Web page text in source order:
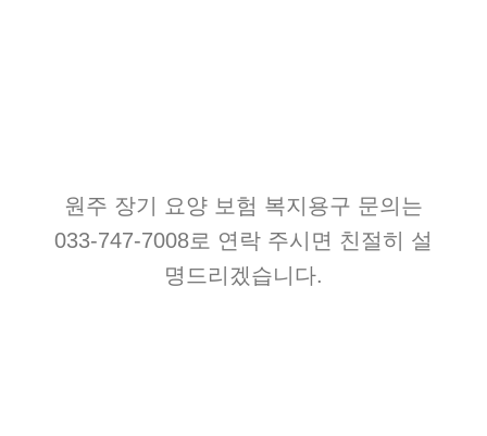
원주 장기 요양 보험 복지용구 문의는
033-747-7008로 연락 주시면 친절히 설
명드리겠습니다.